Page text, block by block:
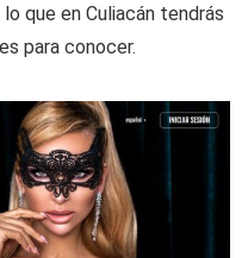
que en Culiacán tendrás
para conocer.